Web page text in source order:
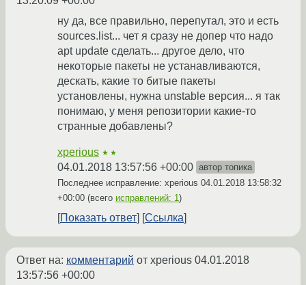
ну да, все правильно, перепутал, это и есть
sources.list... чет я сразу не допер что надо
apt update сделать... другое дело, что
некоторые пакеты не устанавливаются,
дескать, какие то битые пакеты
установлены, нужна unstable версия... я так
понимаю, у меня репозитории какие-то
странные добавлены?
xperious ★★
04.01.2018 13:57:56 +00:00 автор топика
Последнее исправление: xperious 04.01.2018 13:58:32
+00:00 (всего исправлений: 1)
Показать ответ Ссылка
Ответ на: комментарий от xperious 04.01.2018
13:57:56 +00:00